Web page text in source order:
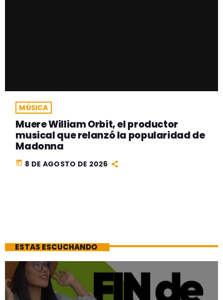
MÚSICA
Muere William Orbit, el productor
musical que relanzó la popularidad de
Madonna
today 8 DE AGOSTO DE 2026
ESTAS ESCUCHANDO